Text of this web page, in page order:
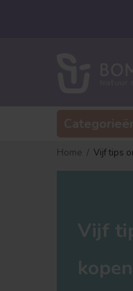
Home Vijf tips
Vijf
kopen